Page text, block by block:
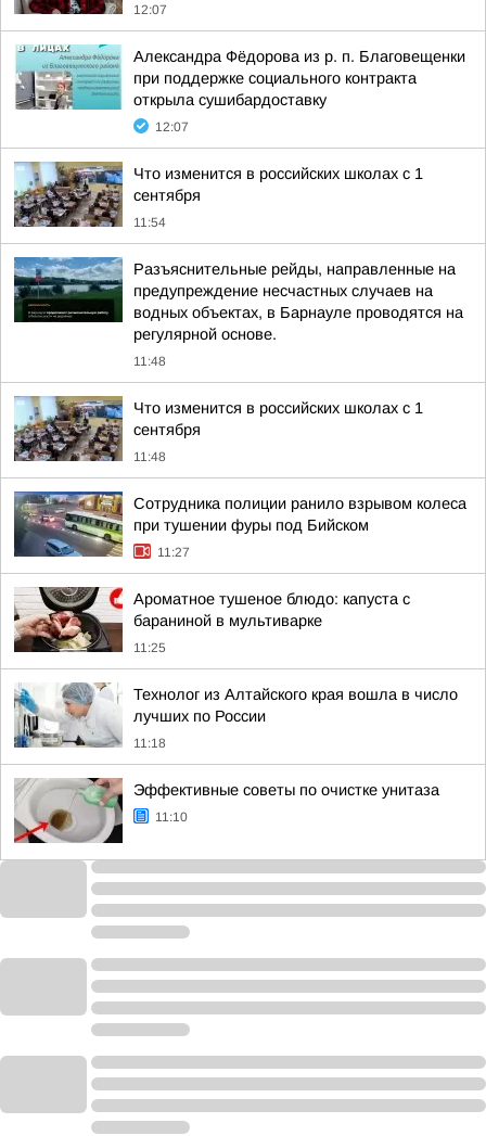
12:07
Александра Фёдорова из р. п. Благовещенки
при поддержке социального контракта
открыла сушибардоставку
12:07
Что изменится в российских школах с 1
сентября
11:54
Разъяснительные рейды, направленные на
предупреждение несчастных случаев на
водных объектах, в Барнауле проводятся на
регулярной основе.
11:48
Что изменится в российских школах с 1
сентября
11:48
Сотрудника полиции ранило взрывом колеса
при тушении фуры под Бийском
11:27
Ароматное тушеное блюдо: капуста с
бараниной в мультиварке
11:25
Технолог из Алтайского края вошла в число
лучших по России
11:18
Эффективные советы по очистке унитаза
11:10